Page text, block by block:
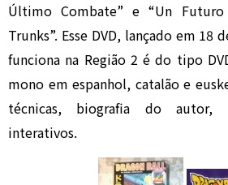
Último Combate” e “Un
Trunks”. Esse DVD, lançado em 18
funciona na Região 2 é do tipo
mono em espanhol, catalão e
técnicas, biografia do autor,
interativos.